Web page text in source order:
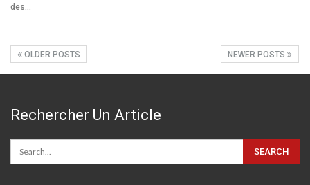
des…
OLDER POSTS NEWER POSTS
Rechercher Un Article